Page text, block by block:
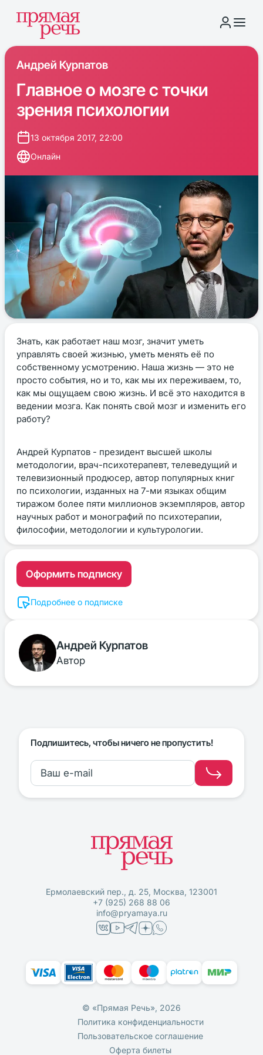
Андрей Курпатов
Главное о мозге с точки
зрения психологии
13 октября 2017, 22:00
Онлайн
Знать, как работает наш мозг, значит уметь
управлять своей жизнью, уметь менять её по
собственному усмотрению. Наша жизнь — это не
просто события, но и то, как мы их переживаем, то,
как мы ощущаем свою жизнь. И всё это находится в
ведении мозга. Как понять свой мозг и изменить его
работу?
Андрей Курпатов - президент высшей школы
методологии, врач-психотерапевт, телеведущий и
телевизионный продюсер, автор популярных книг
по психологии, изданных на 7-ми языках общим
тиражом более пяти миллионов экземпляров, автор
научных работ и монографий по психотерапии,
философии, методологии и культурологии.
Оформить подписку
Подробнее о подписке
Андрей Курпатов
Автор
Подпишитесь, чтобы ничего не пропустить!
Ермолаевский пер., д. 25, Москва, 123001
+7 (925) 268 88 06
info@pryamaya.ru
© «Прямая Речь», 2026
Политика конфиденциальности
Пользовательское соглашение
Оферта билеты